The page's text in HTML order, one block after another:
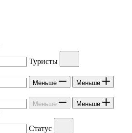
Туристы
Меньше Меньше
Меньше Меньше
Статус